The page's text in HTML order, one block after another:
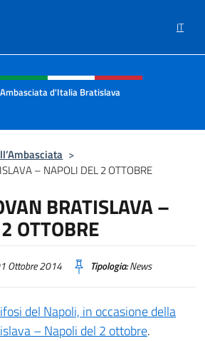
IT
social e menù
Ambasciata d'Italia Bratislava
>
– NAPOLI DEL 2 OTTOBRE
BRATISLAVA –
OTTOBRE
Ottobre 2014 Tipologia:News
del Napoli, in occasione della
– Napoli del 2 ottobre.